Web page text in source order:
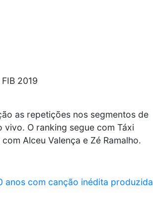
2019
as repetições nos segmentos de
vivo. O ranking segue comTáxi
Alceu Valença e Zé Ramalho.
anos com canção inédita produzida